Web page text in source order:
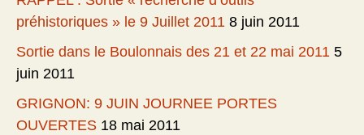
préhistoriques » le 9 Juillet 2011 8 juin 2011
Sortie dans le Boulonnais des 21 et 22 mai 2011 5
juin 2011
GRIGNON: 9 JUIN JOURNEE PORTES
OUVERTES 18 mai 2011